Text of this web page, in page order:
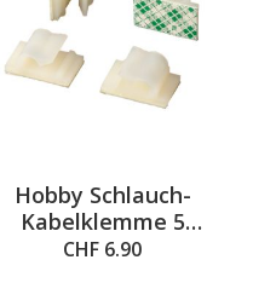
Hobby Schlauch-
Kabelklemme 5
Stk.
CHF 6.90